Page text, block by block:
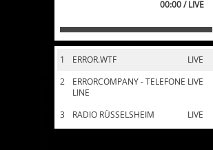
00:00 / LIVE
1 LIVE
ERROR.WTF
2
LIVE
ERRORCOMPANY - TELEFONE
LINE
3
LIVE
RADIO RÜSSELSHEIM